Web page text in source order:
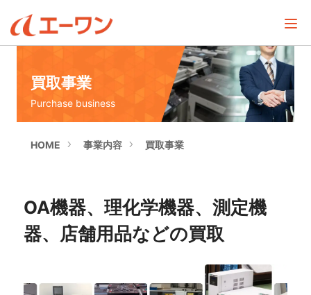
買取事業
Purchase business
HOME 事業内容 買取事業
OA機器、理化学機器、測定機
器、店舗用品などの買取